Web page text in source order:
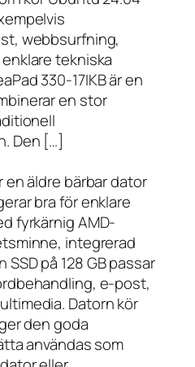
webbsurfning,
tekniska
330-17IKB är en
en stor
Den […]
en äldre bärbar dator
bra för enklare
fyrkärnig AMD-
integrerad
på 128 GB passar
e-post,
Datorn kör
den goda
användas som